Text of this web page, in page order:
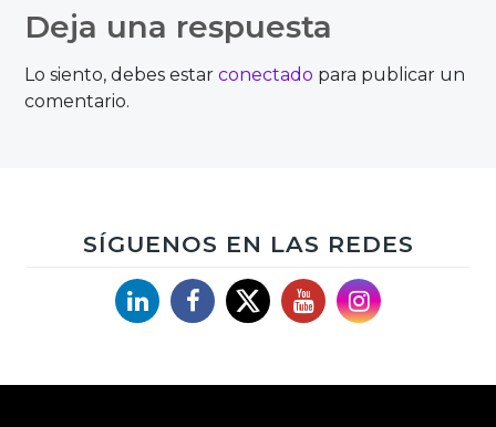
entradas
Deja una respuesta
Lo siento, debes estarconectado para publicar un
comentario.
SÍGUENOS EN LAS REDES
LinkedinFacebook
X YouTubeInstagram